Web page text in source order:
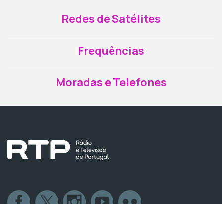
Redes de Satélites
Frequências
Moradas e Telefones